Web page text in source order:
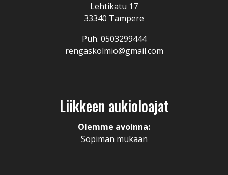
Lehtikatu 17
33340 Tampere
Puh. 0503299444
rengaskolmio@gmail.com
Liikkeen aukioloajat
Olemme avoinna:
Sopiman mukaan